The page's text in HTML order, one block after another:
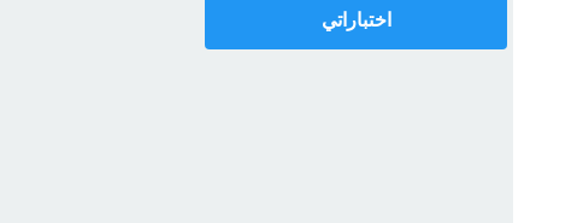
اختباراتي